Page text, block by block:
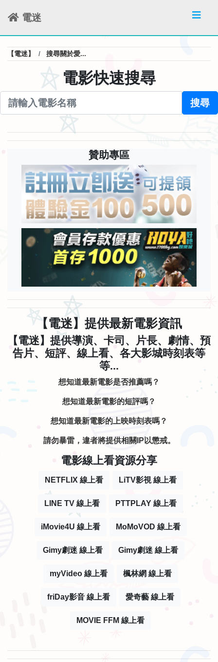
電迷
【電迷】 搜尋關於愛...
電影快速搜尋
搜尋
贊助專區
【電迷】提供最新電影資訊
【電迷】提供導演、卡司、片長、劇情、預
告片、短評、線上看、各大影城時刻表等
等...
想知道最新電影是否推薦嗎？
想知道最新電影的短評嗎？
想知道最新電影的上映時刻表嗎？
請勿暴雷，違者將提供相關IP以懲戒。
電影線上看資源分享
NETFLIX 線上看 LiTV影視 線上看
LINE TV 線上看 PTTPLAY 線上看
iMovie4U 線上看 MoMoVOD 線上看
Gimy劇迷 線上看 Gimy劇迷 線上看
myVideo 線上看 楓林網 線上看
friDay影音 線上看 愛奇藝 線上看
MOVIE FFM 線上看